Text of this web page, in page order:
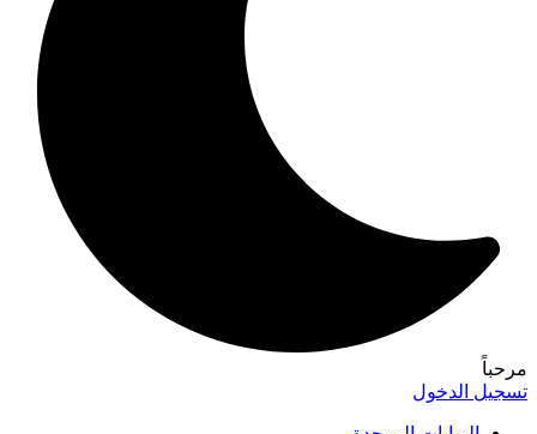
مرحباً
تسجيل الدخول